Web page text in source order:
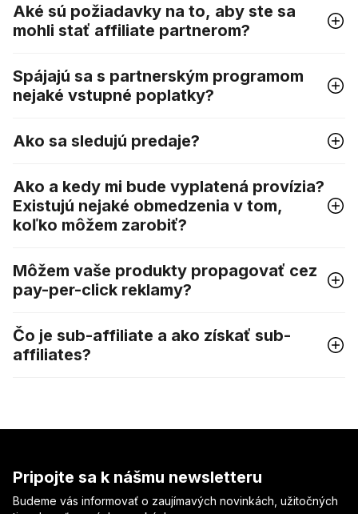
Aké sú požiadavky na to, aby ste sa
mohli stať affiliate partnerom?
Spájajú sa s partnerským programom
nejaké vstupné poplatky?
Ako sa sledujú predaje?
Ako a kedy mi bude vyplatená provízia?
Existujú nejaké obmedzenia v tom,
koľko môžem zarobiť?
Môžem vaše produkty propagovať cez
pay-per-click reklamy?
Čo je sub-affiliate a ako získať sub-
affiliates?
Pripojte sa k nášmu newsletteru
Budeme vás informovať o zaujímavých novinkách, užitočných